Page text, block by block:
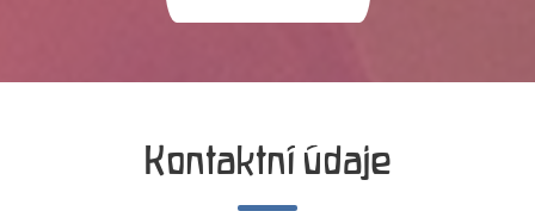
Kontaktní údaje